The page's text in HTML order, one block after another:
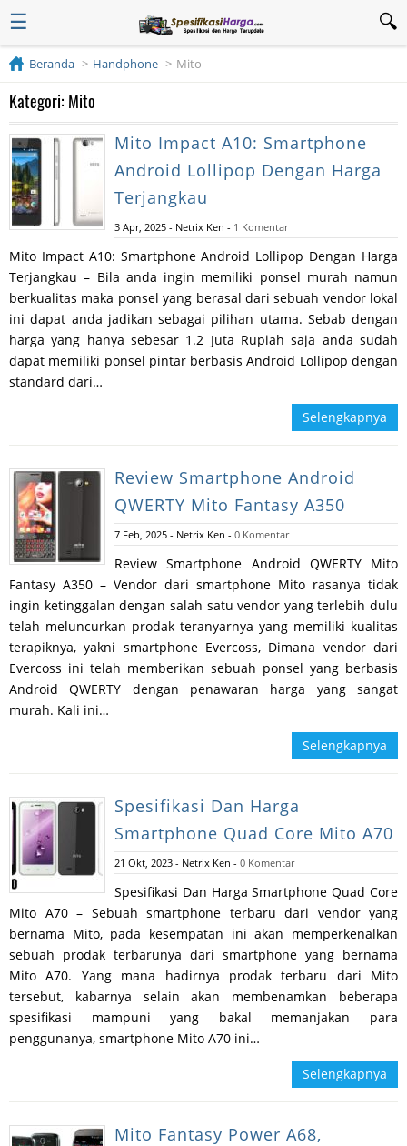
☰
Beranda Handphone Mito
Kategori: Mito
Mito Impact A10: Smartphone
Android Lollipop Dengan Harga
Terjangkau
3 Apr, 2025 - Netrix Ken - 1 Komentar
Mito Impact A10: Smartphone Android Lollipop Dengan Harga
Terjangkau – Bila anda ingin memiliki ponsel murah namun
berkualitas maka ponsel yang berasal dari sebuah vendor lokal
ini dapat anda jadikan sebagai pilihan utama. Sebab dengan
harga yang hanya sebesar 1.2 Juta Rupiah saja anda sudah
dapat memiliki ponsel pintar berbasis Android Lollipop dengan
standard dari…
Selengkapnya
Review Smartphone Android
QWERTY Mito Fantasy A350
7 Feb, 2025 - Netrix Ken - 0 Komentar
Review Smartphone Android QWERTY Mito
Fantasy A350 – Vendor dari smartphone Mito rasanya tidak
ingin ketinggalan dengan salah satu vendor yang terlebih dulu
telah meluncurkan prodak teranyarnya yang memiliki kualitas
terapiknya, yakni smartphone Evercoss, Dimana vendor dari
Evercoss ini telah memberikan sebuah ponsel yang berbasis
Android QWERTY dengan penawaran harga yang sangat
murah. Kali ini…
Selengkapnya
Spesifikasi Dan Harga
Smartphone Quad Core Mito A70
21 Okt, 2023 - Netrix Ken - 0 Komentar
Spesifikasi Dan Harga Smartphone Quad Core
Mito A70 – Sebuah smartphone terbaru dari vendor yang
bernama Mito, pada kesempatan ini akan memperkenalkan
sebuah prodak terbarunya dari smartphone yang bernama
Mito A70. Yang mana hadirnya prodak terbaru dari Mito
tersebut, kabarnya selain akan membenamkan beberapa
spesifikasi mampuni yang bakal memanjakan para
penggunanya, smartphone Mito A70 ini…
Selengkapnya
Mito Fantasy Power A68,